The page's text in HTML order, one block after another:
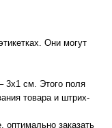
Они могут
3х1 см. Этого поля
товара и штрих-
заказать